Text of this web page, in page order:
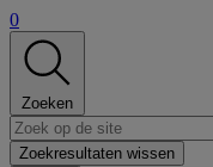
0
Zoeken
Zoekresultaten wissen